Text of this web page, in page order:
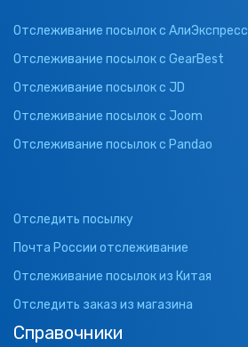
Отслеживание посылок с АлиЭкспресс
Отслеживание посылок с GearBest
Отслеживание посылок с JD
Отслеживание посылок с Joom
Отслеживание посылок с Pandao
Отследить посылку
Почта России отслеживание
Отслеживание посылок из Китая
Отследить заказ из магазина
Справочники